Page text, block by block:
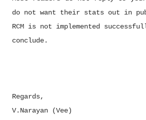
do not want their stats out in
RCM is not implemented
conclude.
Regards,
V.Narayan (Vee)